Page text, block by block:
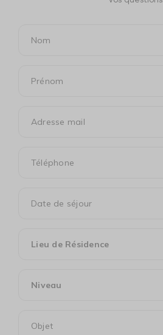
Lieu de Résidence
Niveau